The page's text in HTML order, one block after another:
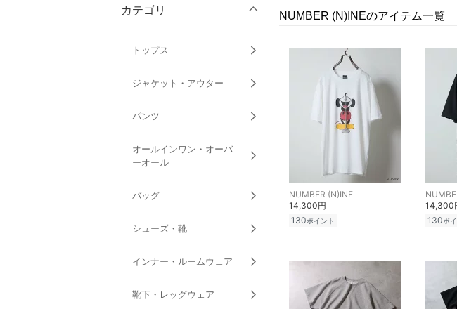
カテゴリ
トップス
ジャケット・アウター
パンツ
オールインワン・オーバ
ーオール
バッグ
シューズ・靴
インナー・ルームウェア
靴下・レッグウェア
NUMBER (N)INEのアイテム一覧
NUMBER (N)INE
14,300円
130ポイント
14,300
130ポ